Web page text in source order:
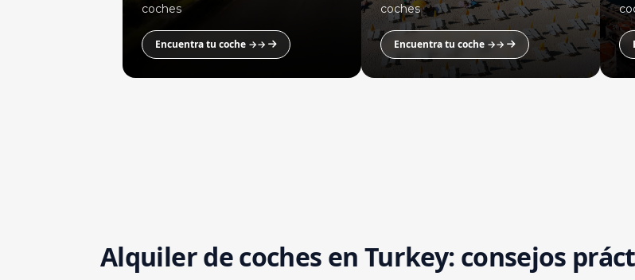
coches
Encuentra tu coche →→
coches
Encuentra tu coche →→
Alquiler de coches en Turkey: consejos